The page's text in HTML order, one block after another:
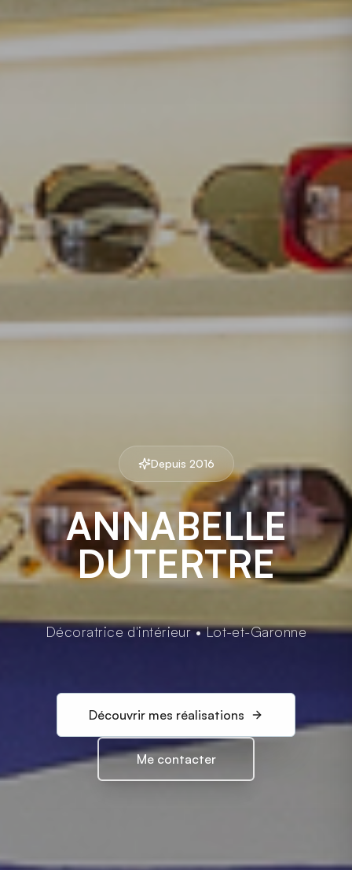
Depuis 2016
ANNABELLE
DUTERTRE
Décoratrice d'intérieur • Lot-et-Garonne
Découvrir mes réalisations
Me contacter